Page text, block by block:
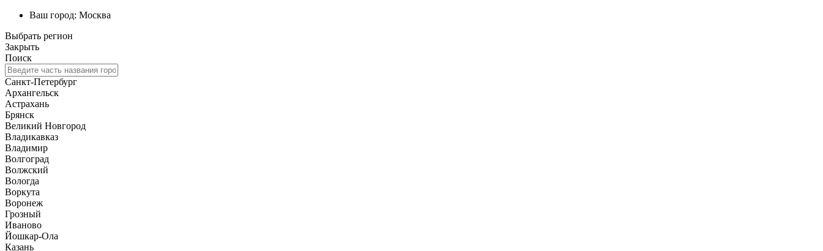
Ваш город: Москва
Выбрать регион
Закрыть
Поиск
Санкт-Петербург
Архангельск
Астрахань
Брянск
Великий Новгород
Владикавказ
Владимир
Волгоград
Волжский
Вологда
Воркута
Воронеж
Грозный
Иваново
Йошкар-Ола
Казань